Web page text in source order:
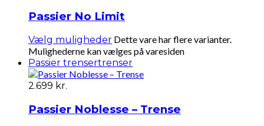
Passier No Limit
Vælg muligheder Dette vare har flere varianter.
Mulighederne kan vælges på varesiden
Passier trensertrenser
2.699 kr.
Passier Noblesse – Trense